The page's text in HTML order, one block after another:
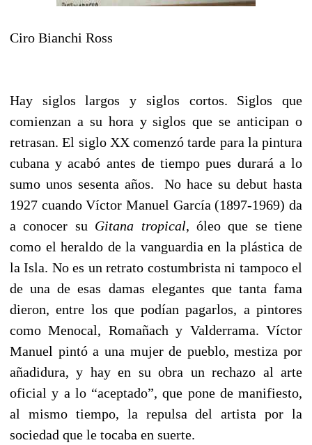
Ciro Bianchi Ross
Hay siglos largos y siglos cortos. Siglos que
comienzan a su hora y siglos que se anticipan o
retrasan. El siglo XX comenzó tarde para la pintura
cubana y acabó antes de tiempo pues durará a lo
sumo unos sesenta años.
No hace su debut hasta
1927 cuando Víctor Manuel García (1897-1969) da
a conocer su Gitana tropical, óleo que se tiene
como el heraldo de la vanguardia en la plástica de
la Isla. No es un retrato costumbrista ni tampoco el
de una de esas damas elegantes que tanta fama
dieron, entre los que podían pagarlos, a pintores
como Menocal, Romañach y Valderrama. Víctor
Manuel pintó a una mujer de pueblo, mestiza por
añadidura, y hay en su obra un rechazo al arte
oficial y a lo “aceptado”, que pone de manifiesto,
al mismo tiempo, la repulsa del artista por la
sociedad que le tocaba en suerte.